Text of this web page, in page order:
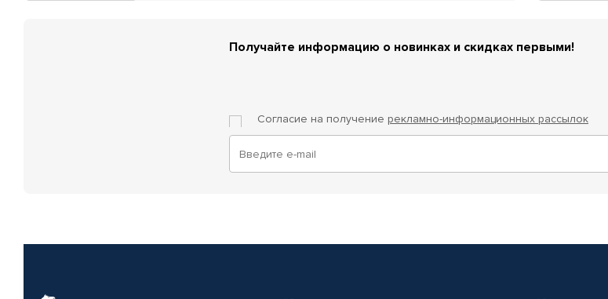
Получайте информацию о новинках и скидках первыми!
Согласие на получение рекламно-информационных рассылок